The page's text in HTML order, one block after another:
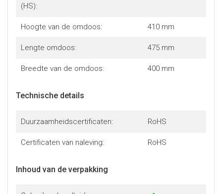
(HS):
Hoogte van de omdoos: 410 mm
Lengte omdoos: 475 mm
Breedte van de omdoos: 400 mm
Technische details
Duurzaamheidscertificaten: RoHS
Certificaten van naleving: RoHS
Inhoud van de verpakking